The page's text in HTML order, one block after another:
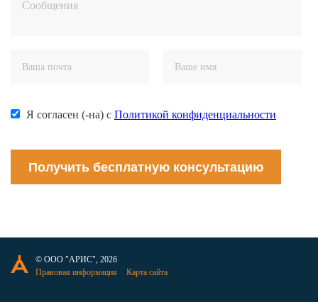
Я согласен (-на) с Политикой конфиденциальности
Получить бесплатную консультацию
© ООО "АРИС", 2026
Правовая информация
Карта сайта